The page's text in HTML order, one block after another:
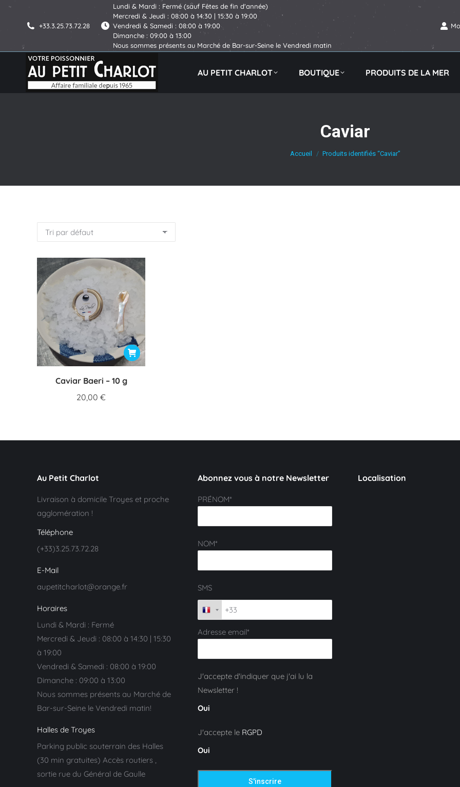
+33.3.25.73.72.28
Lundi & Mardi : Fermé (sauf Fêtes de fin d'année)
Mercredi & Jeudi : 08:00 à 14:30 | 15:30 à 19:00
Vendredi & Samedi : 08:00 à 19:00
Dimanche : 09:00 à 13:00
Nous sommes présents au Marché de Bar-sur-Seine le Vendredi matin
AU PETIT CHARLOT BOUTIQUE PRODUITS DE LA MER
Caviar
Vous êtes ici :
Accueil Produits identifiés “Caviar”
Caviar Baeri – 10 g
20,00€
Au Petit Charlot
Livraison à domicile Troyes et proche
agglomération !
Téléphone
(+33)3.25.73.72.28
E-Mail
aupetitcharlot@orange.fr
Horaires
Lundi & Mardi : Fermé
Mercredi & Jeudi : 08:00 à 14:30 | 15:30
à 19:00
Vendredi & Samedi : 08:00 à 19:00
Dimanche : 09:00 à 13:00
Nous sommes présents au Marché de
Bar-sur-Seine le Vendredi matin!
Halles de Troyes
Parking public souterrain des Halles
(30 min gratuites) Accès routiers ,
sortie rue du Général de Gaulle
Abonnez vous à notre Newsletter
PRÉNOM*
NOM*
SMS
Adresse email*
J'accepte d'indiquer que j'ai lu la
Newsletter !
Oui
J'accepte le RGPD
Oui
Localisation